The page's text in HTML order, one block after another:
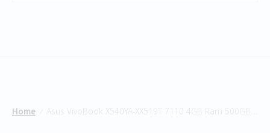
Home Asus VivoBook X540YA-XX519T 7110 4GB Ram 500GB HDD